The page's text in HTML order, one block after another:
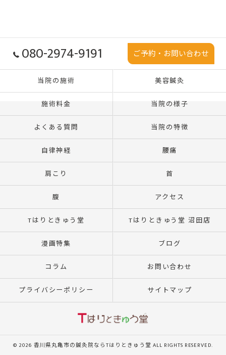
080-2974-9191 ご予約・お問い合わせ
当院の施術 美容鍼灸
施術料金 当院の様子
よくある質問 当院の特徴
自律神経 腰痛
肩こり 首
腹 アクセス
Tはりときゅう堂 Tはりときゅう堂 沼田店
漫画特集 ブログ
コラム お問い合わせ
プライバシーポリシー サイトマップ
© 2026 香川県丸亀市の鍼灸院ならTはりときゅう堂 ALL RIGHTS RESERVED.